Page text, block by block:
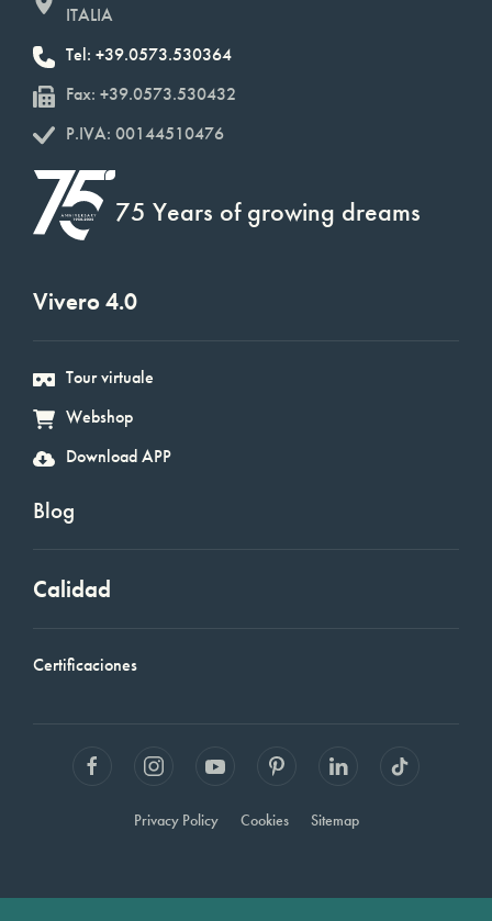
ITALIA
Tel: +39.0573.530364
Fax: +39.0573.530432
P.IVA: 00144510476
75 Years of growing dreams
Vivero 4.0
Tour virtuale
Webshop
Download APP
Blog
Calidad
Certificaciones
Privacy Policy Cookies Sitemap